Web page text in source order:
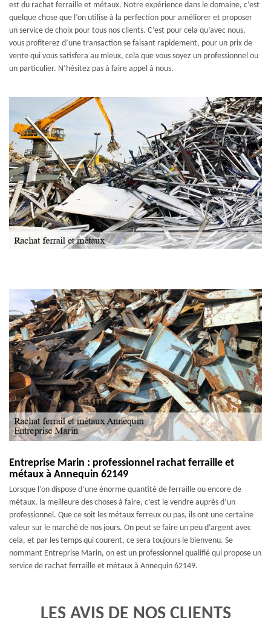
est du rachat ferraille et métaux. Notre expérience dans le domaine, c’est
quelque chose que l’on utilise à la perfection pour améliorer et proposer
un service de choix pour tous nos clients. C’est pour cela qu’avec nous,
vous profiterez d’une transaction se faisant rapidement, pour un prix de
vente qui vous satisfera au mieux, cela que vous soyez un professionnel ou
un particulier. N’hésitez pas à faire appel à nous.
Entreprise Marin : professionnel rachat ferraille et
métaux à Annequin 62149
Lorsque l’on dispose d’une énorme quantité de ferraille ou encore de
métaux, la meilleure des choses à faire, c’est le vendre auprès d’un
professionnel. Que ce soit les métaux ferreux ou pas, ils ont une certaine
valeur sur le marché de nos jours. On peut se faire un peu d’argent avec
cela, et par les temps qui courent, ce sera toujours le bienvenu. Se
nommant Entreprise Marin, on est un professionnel qualifié qui propose un
service de rachat ferraille et métaux à Annequin 62149.
LES AVIS DE NOS CLIENTS